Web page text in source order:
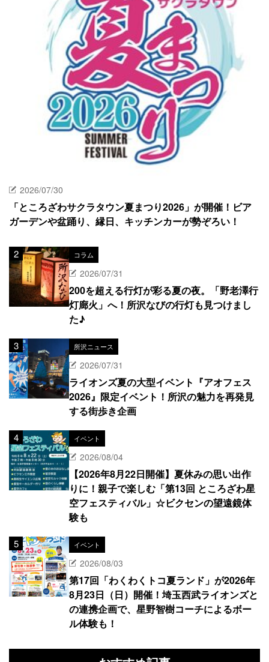
2026/07/30
「ところざわサクラタウン夏まつり2026」が開催！ビア
ガーデンや盆踊り、縁日、キッチンカーが勢ぞろい！
コラム
2026/07/31
200を超える行灯が彩る夏の夜。「野老澤行
灯廊火」へ！所沢なびの行灯も見つけまし
た♪
所沢ニュース
2026/07/31
ライオンズ夏の大型イベント『アオフェス
2026』限定イベント！所沢の魅力を再発見
する街歩き企画
イベント
2026/08/04
【2026年8月22日開催】夏休みの思い出作
りに！親子で楽しむ「第13回 ところざわ星
空フェスティバル」☆ビクセンの望遠鏡体
験も
イベント
2026/08/03
第17回「わくわくトコ夏ランド」が2026年
8月23日（日）開催！埼玉西武ライオンズと
の連携企画で、星野智樹コーチによるボー
ル体験も！